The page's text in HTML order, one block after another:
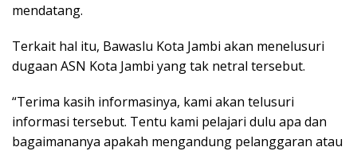
mendatang.
Terkait hal itu, Bawaslu Kota Jambi akan menelusuri
dugaan ASN Kota Jambi yang tak netral tersebut.
“Terima kasih informasinya, kami akan telusuri
informasi tersebut. Tentu kami pelajari dulu apa dan
bagaimananya apakah mengandung pelanggaran atau